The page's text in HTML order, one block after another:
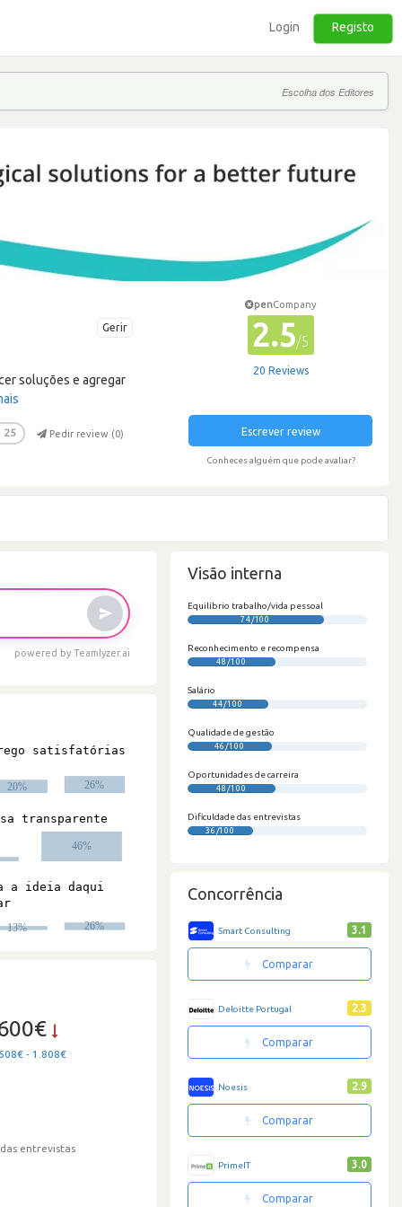
Login Registo
Escolha dos Editores
Gerir
soluções e agregar
25 Pedir review (0)
penCompany
2.5/5
20 Reviews
Escrever review
Conheces alguém que pode avaliar?
powered by Teamlyzer.ai
- 1.808€
entrevistas
Visão interna
Equilíbrio trabalho/vida pessoal
74/100
Reconhecimento e recompensa
48/100
Salário
44/100
Qualidade de gestão
46/100
Oportunidades de carreira
48/100
Dificuldade das entrevistas
36/100
Concorrência
Smart Consulting 3.1
Comparar
Deloitte Portugal 2.3
Comparar
Noesis 2.9
Comparar
PrimeIT 3.0
Comparar